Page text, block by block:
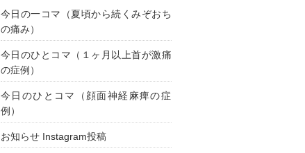
今日の一コマ（夏頃から続くみぞおち
の痛み）
今日のひとコマ（１ヶ月以上首が激痛
の症例）
今日のひとコマ（顔面神経麻痺の症
例）
お知らせ Instagram投稿